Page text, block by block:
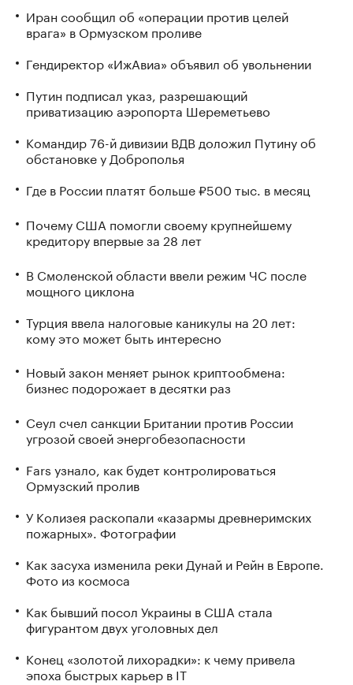
Иран сообщил об «операции против целей
врага» в Ормузском проливе
Гендиректор «ИжАвиа» объявил об увольнении
Путин подписал указ, разрешающий
приватизацию аэропорта Шереметьево
Командир 76-й дивизии ВДВ доложил Путину об
обстановке у Доброполья
Где в России платят больше ₽500 тыс. в месяц
Почему США помогли своему крупнейшему
кредитору впервые за 28 лет
В Смоленской области ввели режим ЧС после
мощного циклона
Турция ввела налоговые каникулы на 20 лет:
кому это может быть интересно
Новый закон меняет рынок криптообмена:
бизнес подорожает в десятки раз
Сеул счел санкции Британии против России
угрозой своей энергобезопасности
Fars узнало, как будет контролироваться
Ормузский пролив
У Колизея раскопали «казармы древнеримских
пожарных». Фотографии
Как засуха изменила реки Дунай и Рейн в Европе.
Фото из космоса
Как бывший посол Украины в США стала
фигурантом двух уголовных дел
Конец «золотой лихорадки»: к чему привела
эпоха быстрых карьер в IT